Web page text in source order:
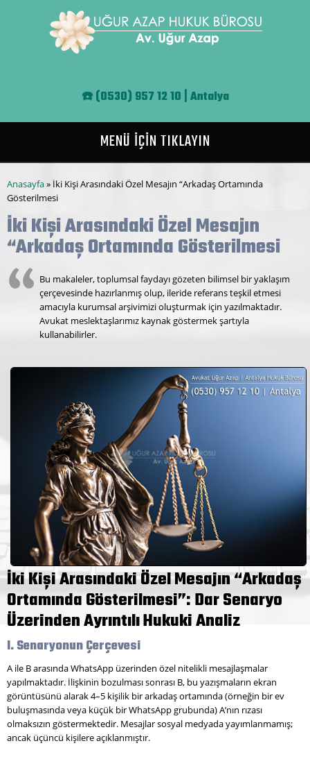
☎️(0530) 957 12 10 | Antalya
MENÜ İÇİN TIKLAYIN
Buradasınız
Anasayfa» İki Kişi Arasındaki Özel Mesajın “Arkadaş Ortamında
Gösterilmesi
İki Kişi Arasındaki Özel Mesajın
“Arkadaş Ortamında Gösterilmesi
Bu makaleler, toplumsal faydayı gözeten bilimsel bir yaklaşım
çerçevesinde hazırlanmış olup, ileride referans teşkil etmesi
amacıyla kurumsal arşivimizi oluşturmak için yazılmaktadır.
Avukat meslektaşlarımız kaynak göstermek şartıyla
kullanabilirler.
İki Kişi Arasındaki Özel Mesajın “Arkadaş
Ortamında Gösterilmesi”: Dar Senaryo
Üzerinden Ayrıntılı Hukuki Analiz
I. Senaryonun Çerçevesi
A ile B arasında WhatsApp üzerinden özel nitelikli mesajlaşmalar
yapılmaktadır. İlişkinin bozulması sonrası B, bu yazışmaların ekran
görüntüsünü alarak 4–5 kişilik bir arkadaş ortamında (örneğin bir ev
buluşmasında veya küçük bir WhatsApp grubunda) A’nın rızası
olmaksızın göstermektedir. Mesajlar sosyal medyada yayımlanmamış;
ancak üçüncü kişilere açıklanmıştır.